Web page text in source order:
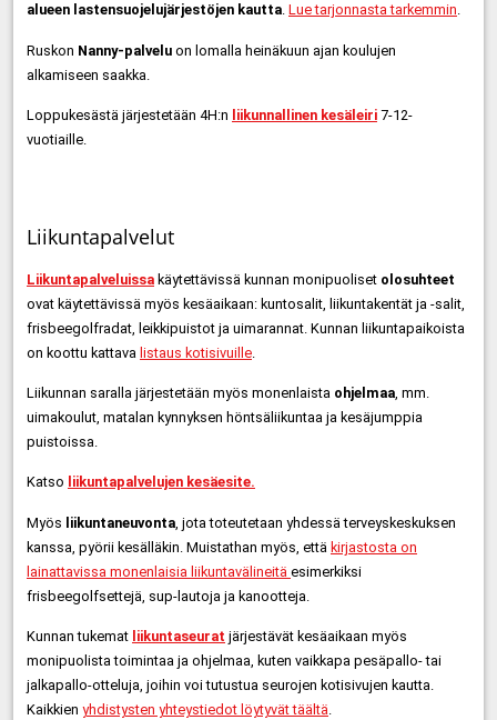
alueen lastensuojelujärjestöjen kautta. Lue tarjonnasta tarkemmin.
Ruskon Nanny-palvelu on lomalla heinäkuun ajan koulujen
alkamiseen saakka.
Loppukesästä järjestetään 4H:n liikunnallinen kesäleiri 7-12-
vuotiaille.
Liikuntapalvelut
Liikuntapalveluissa käytettävissä kunnan monipuoliset olosuhteet
ovat käytettävissä myös kesäaikaan: kuntosalit, liikuntakentät ja -salit,
frisbeegolfradat, leikkipuistot ja uimarannat. Kunnan liikuntapaikoista
on koottu kattava listaus kotisivuille
Liikunnan saralla järjestetään myös monenlaista ohjelmaa , mm.
uimakoulut, matalan kynnyksen höntsäliikuntaa ja kesäjumppia
puistoissa.
Katso liikuntapalvelujen kesäesite.
Myös liikuntaneuvonta , jota toteutetaan yhdessä terveyskeskuksen
kanssa, pyörii kesälläkin. Muistathan myös, että kirjastosta on
lainattavissa monenlaisia liikuntavälineitä esimerkiksi
frisbeegolfsettejä, sup-lautoja ja kanootteja.
Kunnan tukemat liikuntaseurat järjestävät kesäaikaan myös
monipuolista toimintaa ja ohjelmaa, kuten vaikkapa pesäpallo- tai
jalkapallo-otteluja, joihin voi tutustua seurojen kotisivujen kautta.
Kaikkien yhdistysten yhteystiedot löytyvät täältä.